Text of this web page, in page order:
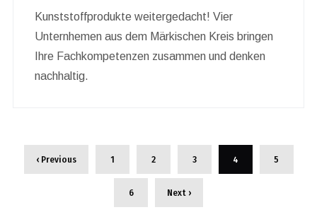
Kunststoffprodukte weitergedacht! Vier
Unternhemen aus dem Märkischen Kreis bringen
Ihre Fachkompetenzen zusammen und denken
nachhaltig.
‹ Previous 1 2 3 4 5
6 Next ›